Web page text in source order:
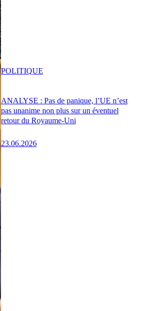
ANALYSE : Pas de panique, l’UE n’est
pas unanime non plus sur un éventuel
retour du Royaume-Uni
23.06.2026
POLITIQUE